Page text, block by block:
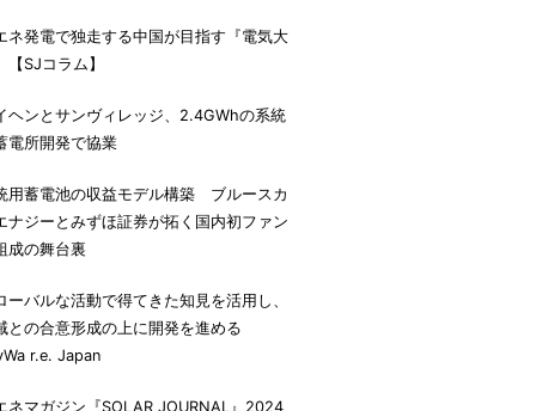
ネ発電で独走する中国が目指す『電気大
【SJコラム】
ヘンとサンヴィレッジ、2.4GWhの系統
電所開発で協業
用蓄電池の収益モデル構築 ブルースカ
ナジーとみずほ証券が拓く国内初ファン
成の舞台裏
ーバルな活動で得てきた知見を活用し、
との合意形成の上に開発を進める
r.e. Japan
ネマガジン『SOLAR JOURNAL』2024